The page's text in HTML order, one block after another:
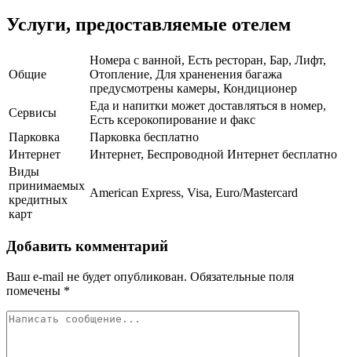
Услуги, предоставляемые отелем
Общие
Номера с ванной, Есть ресторан, Бар, Лифт,
Отопление, Для храненения багажа
предусмотрены камеры, Кондиционер
Сервисы
Еда и напитки может доставляться в номер,
Есть ксерокопирование и факс
Парковка
Парковка бесплатно
Интернет
Интернет, Беспроводной Интернет бесплатно
Виды
принимаемых
кредитных
карт
American Express, Visa, Euro/Mastercard
Добавить комментарий
Ваш e-mail не будет опубликован. Обязательные поля
помечены *